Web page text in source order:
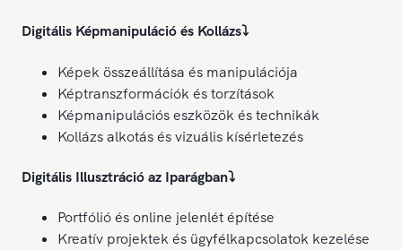
Digitális Képmanipuláció és Kollázs⤵️
Képek összeállítása és manipulációja
Képtranszformációk és torzítások
Képmanipulációs eszközök és technikák
Kollázs alkotás és vizuális kísérletezés
Digitális Illusztráció az Iparágban⤵️
Portfólió és online jelenlét építése
Kreatív projektek és ügyfélkapcsolatok kezelése